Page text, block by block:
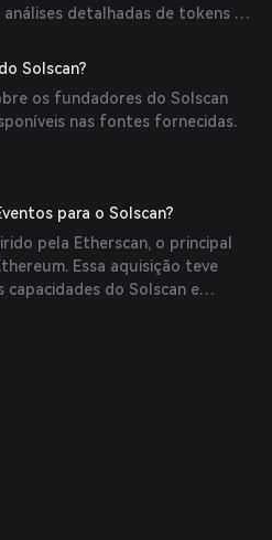
detalhadas de tokens e
e protocolos DeFi. Seu design
iniciantes quanto
Solscan?
os fundadores do Solscan
nas fontes fornecidas.
para o Solscan?
pela Etherscan, o principal
Essa aquisição teve
do Solscan e
beneficiar o ecossistema